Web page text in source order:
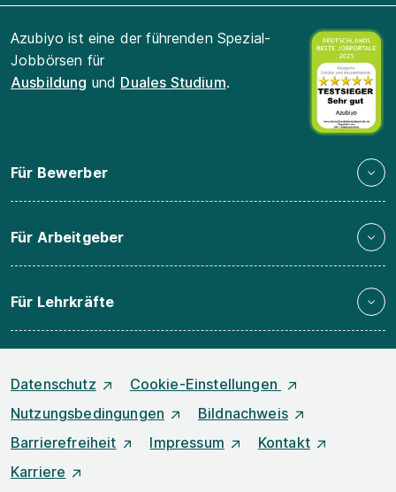
Azubiyo ist eine der führenden Spezial-
Jobbörsen für
Ausbildung und Duales Studium.
Für Bewerber
Für Arbeitgeber
Für Lehrkräfte
Datenschutz
Cookie-Einstellungen
Nutzungsbedingungen
Bildnachweis
Barrierefreiheit
Impressum
Kontakt
Karriere